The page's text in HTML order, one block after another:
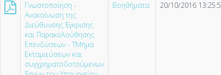
Γνωστοποίηση -
Ανακοίνωση της
Διεύθυνσης Έγκρισης
και Παρακολούθησης
Επενδύσεων - ΤΜήμα
Εκταμιεύσεων και
συγχρηματοδοτούμενων
Βοηθήματα 20/10/2016